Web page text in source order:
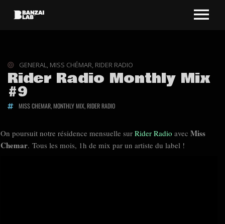
GENERAL, MISS CHÉMAR, RIDER RADIO
Rider Radio Monthly Mix
#9
MISS CHEMAR,MONTHLY MIX,RIDER RADIO
On poursuit notre résidence mensuelle sur Rider Radio avec Miss
Chemar. Tous les mois, 1h de mix par un artiste du label !